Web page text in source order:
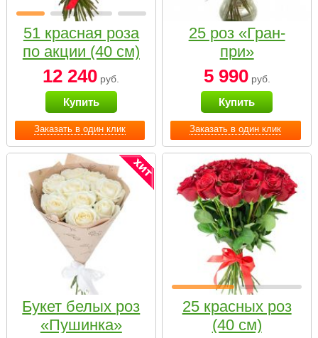
Заказать в один клик
51 красная роза
по акции (40 см)
12 240 руб.
Купить
Заказать в один клик
25 роз «Гран-
при»
5 990руб.
Купить
Букет белых роз
«Пушинка»
25 красных роз
(40 см)